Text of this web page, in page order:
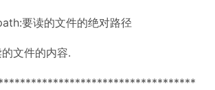
要读的文件的绝对路径
文件的内容.